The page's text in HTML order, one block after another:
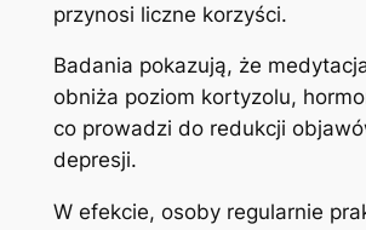
przynosi liczne korzyści.
Badania pokazują, że
obniża poziom kortyzolu,
co prowadzi do redukcji
depresji.
W efekcie, osoby regularnie